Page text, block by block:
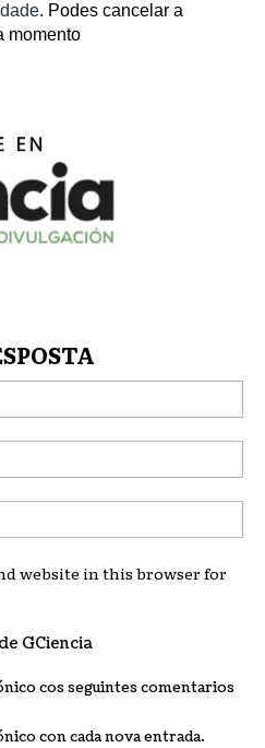
. Podes cancelar a
momento
website in this browser for
GCiencia
cos seguintes comentarios
con cada nova entrada.